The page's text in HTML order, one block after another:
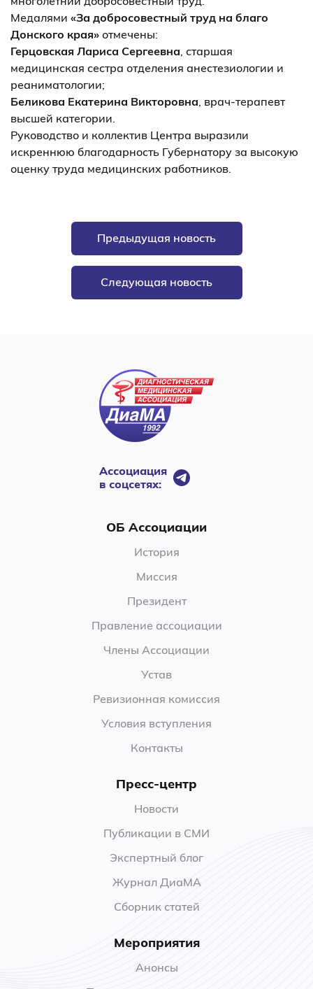
Медалями «За добросовестный труд на благо
Донского края» отмечены:
Герцовская Лариса Сергеевна, старшая
медицинская сестра отделения анестезиологии и
реаниматологии;
Беликова Екатерина Викторовна, врач-терапевт
высшей категории.
Руководство и коллектив Центра выразили
искреннюю благодарность Губернатору за высокую
оценку труда медицинских работников.
Предыдущая новость
Следующая новость
Ассоциация
в соцсетях:
ОБ Ассоциации
История
Миссия
Президент
Правление ассоциации
Члены Ассоциации
Устав
Ревизионная комиссия
Условия вступления
Контакты
Пресс-центр
Новости
Публикации в СМИ
Экспертный блог
Журнал ДиаМА
Сборник статей
Мероприятия
Анонсы